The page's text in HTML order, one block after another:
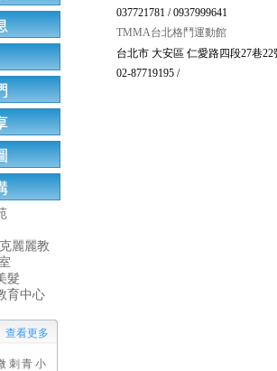
麗麗教
髮
育中心
查看更多
刺青小
037721781 / 0937999641
TMMA台北格鬥運動館
台北市 大安區 仁愛路四段27巷22
02-87719195 /